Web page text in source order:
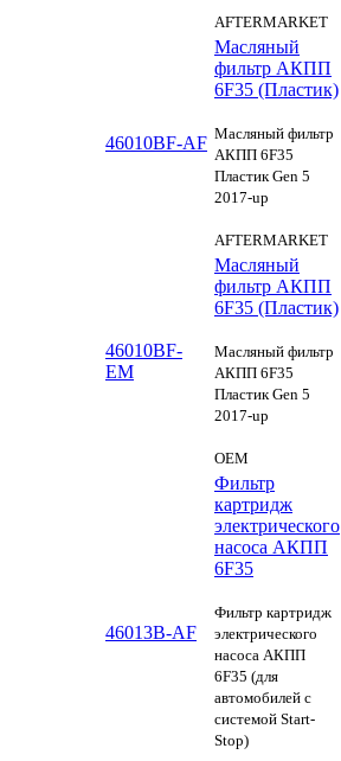
AFTERMARKET
46010BF-AF
Масляный
фильтр АКПП
6F35 (Пластик)
Масляный фильтр
АКПП 6F35
Пластик Gen 5
2017-up
AFTERMARKET
46010BF-
EM
Масляный
фильтр АКПП
6F35 (Пластик)
Масляный фильтр
АКПП 6F35
Пластик Gen 5
2017-up
OEM
46013B-AF
Фильтр
картридж
электрического
насоса АКПП
6F35
Фильтр картридж
электрического
насоса АКПП
6F35 (для
автомобилей с
системой Start-
Stop)